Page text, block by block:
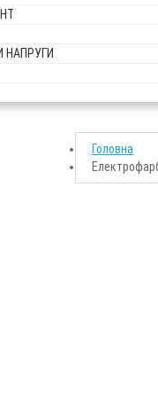
НАПРУГИ
Головна